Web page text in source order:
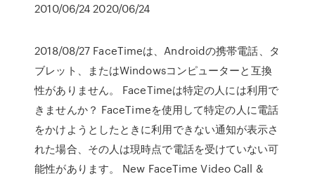
2010/06/24 2020/06/24
2018/08/27 FaceTimeは、Androidの携帯電話、タ
ブレット、またはWindowsコンピューターと互換
性がありません。 FaceTimeは特定の人には利用で
きませんか？ FaceTimeを使用して特定の人に電話
をかけようとしたときに利用できない通知が表示さ
れた場合、その人は現時点で電話を受けていない可
能性があります。 New FaceTime Video Call &